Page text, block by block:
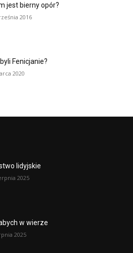
jest bierny opór?
2016
Fenicjanie?
2020
lidyjskie
2025
w wierze
2025